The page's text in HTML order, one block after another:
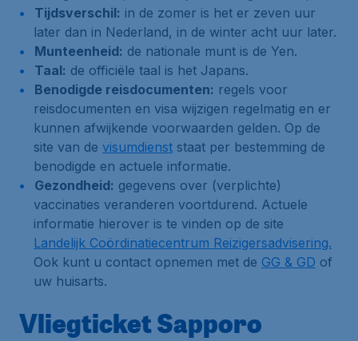
Tijdsverschil: in de zomer is het er zeven uur
later dan in Nederland, in de winter acht uur later.
Munteenheid: de nationale munt is de Yen.
Taal: de officiële taal is het Japans.
Benodigde reisdocumenten: regels voor
reisdocumenten en visa wijzigen regelmatig en er
kunnen afwijkende voorwaarden gelden. Op de
site van de visumdienst staat per bestemming de
benodigde en actuele informatie.
Gezondheid: gegevens over (verplichte)
vaccinaties veranderen voortdurend. Actuele
informatie hierover is te vinden op de site
Landelijk Coördinatiecentrum Reizigersadvisering.
Ook kunt u contact opnemen met de GG & GD of
uw huisarts.
Vliegticket Sapporo